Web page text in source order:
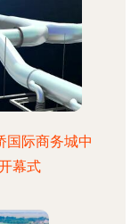
际商务城中
幕式